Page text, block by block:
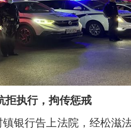
拒执行，拘传惩戒
银行告上法院，经松滋